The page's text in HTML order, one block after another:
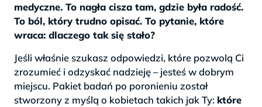
medyczne. To nagła cisza tam, gdzie była radość.
To ból, który trudno opisać. To pytanie, które
wraca: dlaczego tak się stało?
Jeśli właśnie szukasz odpowiedzi, które pozwolą Ci
zrozumieć i odzyskać nadzieję – jesteś w dobrym
miejscu. Pakiet badań po poronieniu został
stworzony z myślą o kobietach takich jak Ty: które